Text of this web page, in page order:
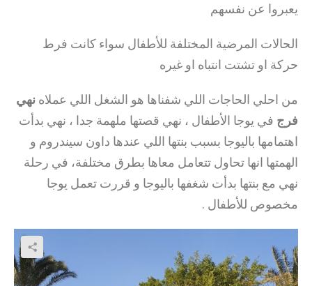
يعبروا عن نفسهم
الحالات المرضية المختلفة للأطفال سواء كانت فرط
حركة او تشتت انتباه او غيره
من احلي الحاجات اللي شفناها هو الشغل اللي عملاه نهي
فرج في يوجا الأطفال ، نهي قصتها ملهمة جدا ، نهي بدأت
اهتمامها باليوجا بسبب بنتها اللي عندها داون سيندروم و
الهمتها انها تحاول تتعامل معاها بطرق مختلفة، في رحلة
نهي مع بنتها بدأت شغفها باليوجا و قررت تعمل يوجا
مخصوص للأطفال .